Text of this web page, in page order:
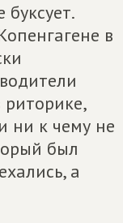
в
риторике,
ни к чему не
был
а